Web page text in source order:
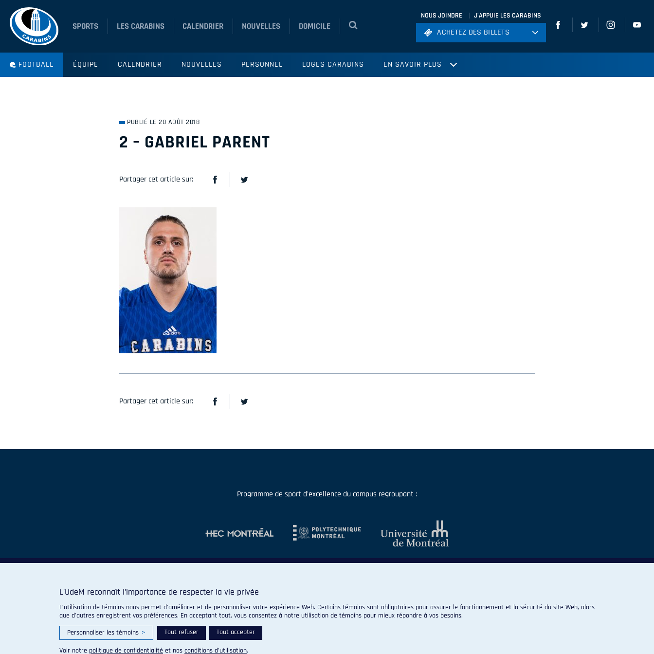
SPORTS LES CARABINS CALENDRIER NOUVELLES DOMICILE
NOUS JOINDRE J'APPUIE LES CARABINS
ACHETEZ DES BILLETS
Hockey
ACHETEZ DES BILLETS
FOOTBALL ÉQUIPE CALENDRIER NOUVELLES PERSONNEL LOGES CARABINS EN SAVOIR PLUS
PUBLIÉ LE 20 AOÛT 2018
2 – GABRIEL PARENT
Partager cet article sur:
Partager cet article sur:
Programme de sport d'excellence du campus regroupant :
© 2026 Carabins de l'Université de Montréal. Tous droits réservés.
L’UdeM reconnaît l’importance de respecter la vie privée
L’utilisation de témoins nous permet d’améliorer et de personnaliser votre expérience Web. Certains témoins sont obligatoires pour assurer le fonctionnement et la sécurité du site Web, alors
que d’autres enregistrent vos préférences. En acceptant tout, vous consentez à notre utilisation de témoins pour mieux répondre à vos besoins.
Personnaliser les témoins > Tout refuser Tout accepter
Voir notre politique de confidentialité et nos conditions d’utilisation.